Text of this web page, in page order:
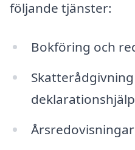
följande tjänster:
Bokföring och
deklarationshjälp